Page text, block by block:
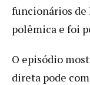
funcionários de
polêmica e foi
O episódio
direta pode